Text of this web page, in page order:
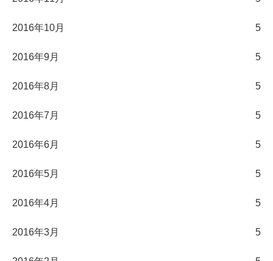
2016年10月 5
2016年9月 5
2016年8月 5
2016年7月 5
2016年6月 5
2016年5月 5
2016年4月 5
2016年3月 5